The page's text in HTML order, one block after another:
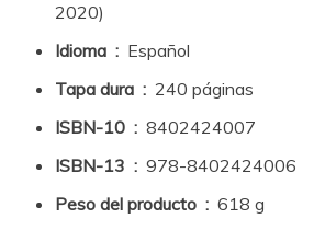
2020)
Idioma ‏ : ‎ Español
Tapa dura ‏ : ‎ 240 páginas
ISBN-10 ‏ : ‎ 8402424007
ISBN-13 ‏ : ‎ 978-8402424006
Peso del producto ‏ : ‎ 618 g